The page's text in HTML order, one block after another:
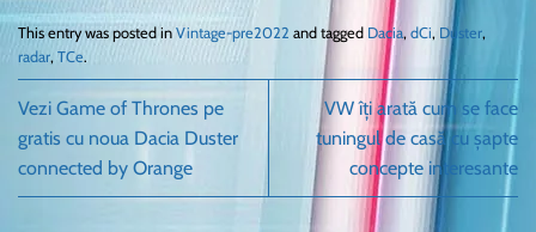
This entry was posted in Vintage-pre2022 and tagged Dacia, dCi, Duster,
radar, TCe.
Vezi Game of Thrones pe
gratis cu noua Dacia Duster
connected by Orange
VW îți arată cum se face
tuningul de casă cu șapte
concepte interesante